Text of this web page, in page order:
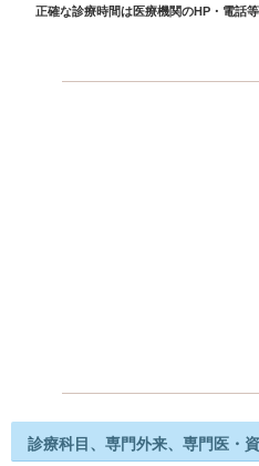
正確な診療時間は医療機関のHP・電話
診療科目、専門外来、専門医・